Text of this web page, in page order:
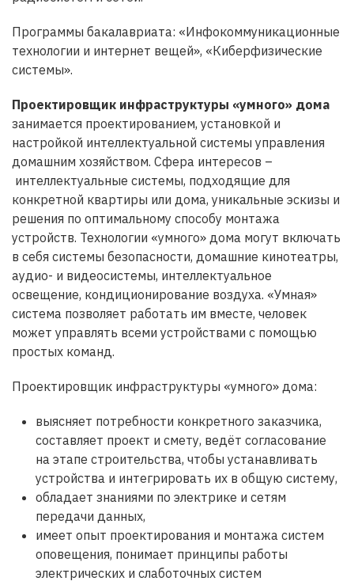
Программы бакалавриата: «Инфокоммуникационные
технологии и интернет вещей», «Киберфизические
системы».
Проектировщик инфраструктуры «умного» дома
занимается проектированием, установкой и
настройкой интеллектуальной системы управления
домашним хозяйством. Сфера интересов –
интеллектуальные системы, подходящие для
конкретной квартиры или дома, уникальные эскизы и
решения по оптимальному способу монтажа
устройств. Технологии «умного» дома могут включать
в себя системы безопасности, домашние кинотеатры,
аудио- и видеосистемы, интеллектуальное
освещение, кондиционирование воздуха. «Умная»
система позволяет работать им вместе, человек
может управлять всеми устройствами с помощью
простых команд.
Проектировщик инфраструктуры «умного» дома:
выясняет потребности конкретного заказчика,
составляет проект и смету, ведёт согласование
на этапе строительства, чтобы устанавливать
устройства и интегрировать их в общую систему,
обладает знаниями по электрике и сетям
передачи данных,
имеет опыт проектирования и монтажа систем
оповещения, понимает принципы работы
электрических и слаботочных систем